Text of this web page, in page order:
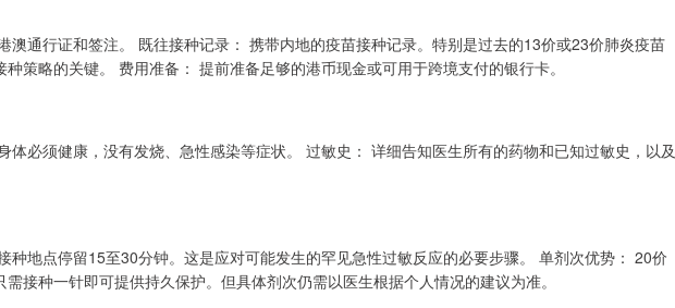
澳通行证和签注。 既往接种记录： 携带内地的疫苗接种记录。特别是过去的13价或23价肺炎疫苗
策略的关键。 费用准备： 提前准备足够的港币现金或可用于跨境支付的银行卡。
体必须健康，没有发烧、急性感染等症状。 过敏史： 详细告知医生所有的药物和已知过敏史，以及
种地点停留15至30分钟。这是应对可能发生的罕见急性过敏反应的必要步骤。 单剂次优势： 20价
接种一针即可提供持久保护。但具体剂次仍需以医生根据个人情况的建议为准。